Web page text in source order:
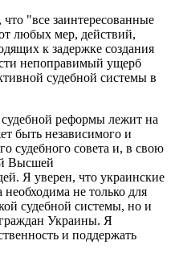
"все заинтересованные
любых мер, действий,
к задержке создания
непоправимый ущерб
судебной системы в
судебной реформы лежит на
быть независимого и
судебного совета и, в свою
Высшей
Я уверен, что украинские
не только для
судебной системы, но и
Украины. Я
и поддержать